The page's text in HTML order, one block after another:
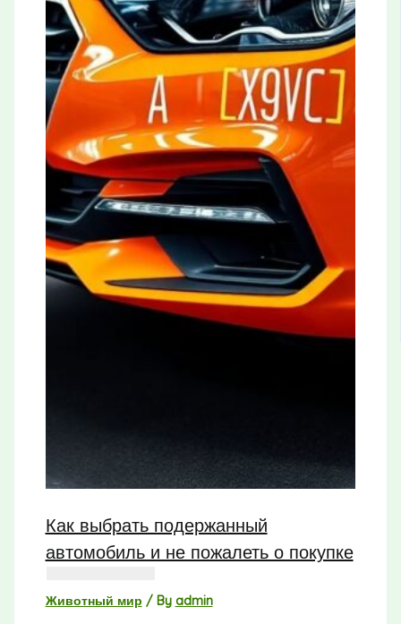
Как выбрать подержанный
автомобиль и не пожалеть о покупке
Животный мир / By admin